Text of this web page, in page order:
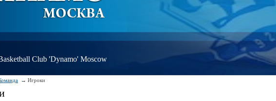
Club 'Dynamo' Moscow
Игроки